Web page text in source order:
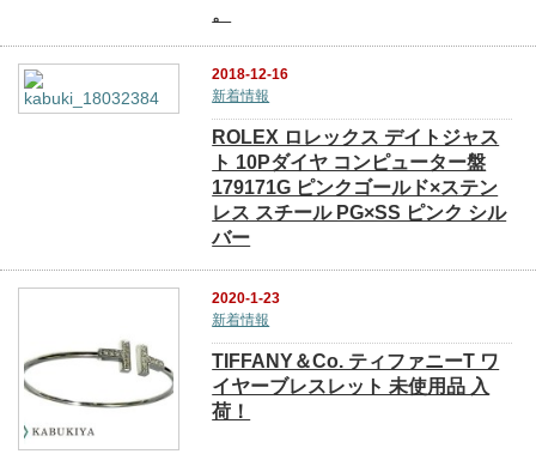
。
2018-12-16
新着情報
ROLEX ロレックス デイトジャス
ト 10Pダイヤ コンピューター盤
179171G ピンクゴールド×ステン
レス スチール PG×SS ピンク シル
バー
2020-1-23
新着情報
TIFFANY＆Co. ティファニーT ワ
イヤーブレスレット 未使用品 入
荷！